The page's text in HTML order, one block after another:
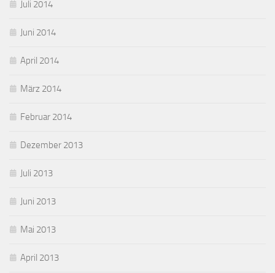
Juli 2014
Juni 2014
April 2014
März 2014
Februar 2014
Dezember 2013
Juli 2013
Juni 2013
Mai 2013
April 2013